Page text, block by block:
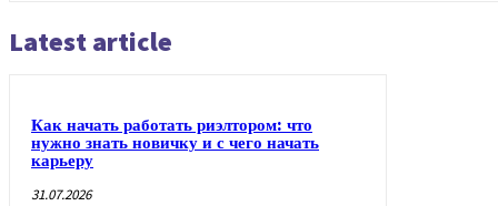
Latest article
Как начать работать риэлтором: что
нужно знать новичку и с чего начать
карьеру
31.07.2026